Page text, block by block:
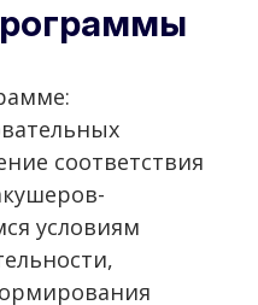
соответствия
условиям